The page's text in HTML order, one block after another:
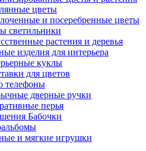
цветы
и посеребренные цветы
светильники
растения и деревья
изделия для интерьера
куклы
для цветов
телефоны
дверные ручки
перья
Бабочки
и мягкие игрушки